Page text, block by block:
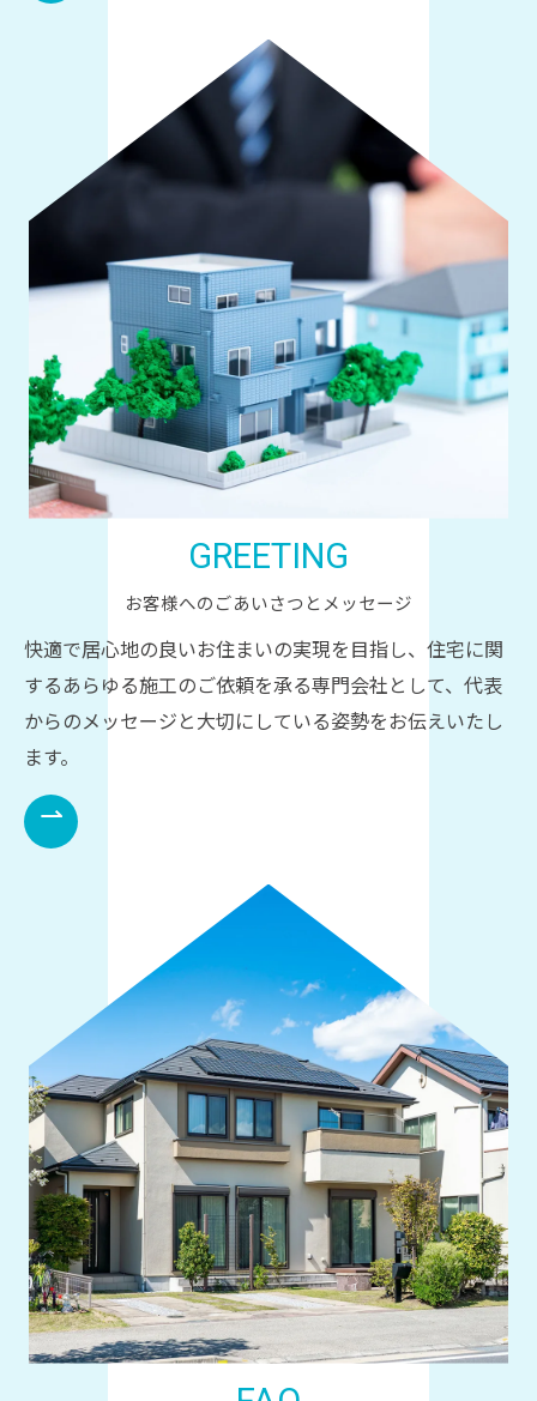
GREETING
お客様へのごあいさつとメッセージ
快適で居心地の良いお住まいの実現を目指し、住宅に関
するあらゆる施工のご依頼を承る専門会社として、代表
からのメッセージと大切にしている姿勢をお伝えいたし
ます。
⇀